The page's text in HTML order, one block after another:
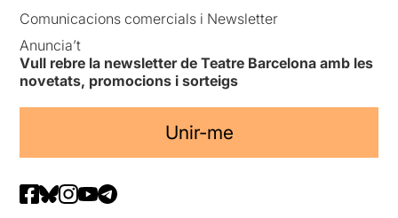
Comunicacions comercials i Newsletter
Anuncia’t
Vull rebre la newsletter de Teatre Barcelona amb les
novetats, promocions i sorteigs
Unir-me